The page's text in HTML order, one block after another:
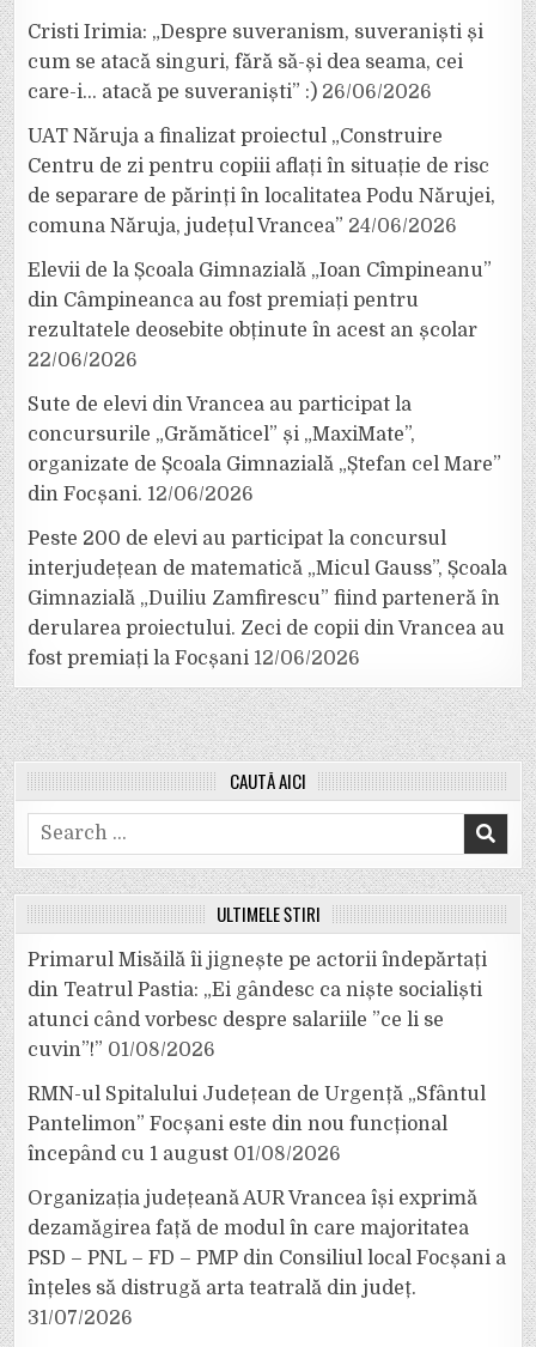
Cristi Irimia: „Despre suveranism, suveraniști și
cum se atacă singuri, fără să-și dea seama, cei
care-i… atacă pe suveraniști” :) 26/06/2026
UAT Năruja a finalizat proiectul „Construire
Centru de zi pentru copiii aflați în situație de risc
de separare de părinți în localitatea Podu Nărujei,
comuna Năruja, județul Vrancea” 24/06/2026
Elevii de la Școala Gimnazială „Ioan Cîmpineanu”
din Câmpineanca au fost premiați pentru
rezultatele deosebite obținute în acest an școlar
22/06/2026
Sute de elevi din Vrancea au participat la
concursurile „Grămăticel” și „MaxiMate”,
organizate de Școala Gimnazială „Ștefan cel Mare”
din Focșani. 12/06/2026
Peste 200 de elevi au participat la concursul
interjudețean de matematică „Micul Gauss”, Școala
Gimnazială „Duiliu Zamfirescu” fiind parteneră în
derularea proiectului. Zeci de copii din Vrancea au
fost premiați la Focșani 12/06/2026
CAUTĂ AICI
Search
for:
ULTIMELE ȘTIRI
Primarul Misăilă îi jignește pe actorii îndepărtați
din Teatrul Pastia: „Ei gândesc ca niște socialiști
atunci când vorbesc despre salariile ”ce li se
cuvin”!” 01/08/2026
RMN-ul Spitalului Județean de Urgență „Sfântul
Pantelimon” Focșani este din nou funcțional
începând cu 1 august 01/08/2026
Organizația județeană AUR Vrancea își exprimă
dezamăgirea față de modul în care majoritatea
PSD – PNL – FD – PMP din Consiliul local Focșani a
înțeles să distrugă arta teatrală din județ.
31/07/2026